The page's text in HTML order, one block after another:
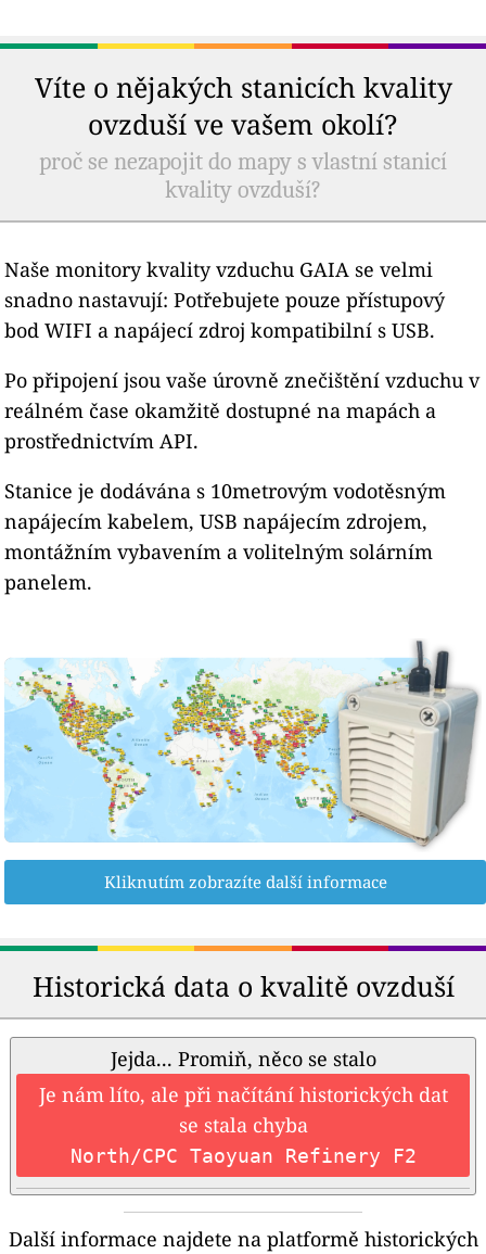
Víte o nějakých stanicích kvality
ovzduší ve vašem okolí?
proč se nezapojit do mapy s vlastní stanicí
kvality ovzduší?
Naše monitory kvality vzduchu GAIA se velmi
snadno nastavují: Potřebujete pouze přístupový
bod WIFI a napájecí zdroj kompatibilní s USB.
Po připojení jsou vaše úrovně znečištění vzduchu v
reálném čase okamžitě dostupné na mapách a
prostřednictvím API.
Stanice je dodávána s 10metrovým vodotěsným
napájecím kabelem, USB napájecím zdrojem,
montážním vybavením a volitelným solárním
panelem.
Kliknutím zobrazíte další informace
Historická data o kvalitě ovzduší
Jejda... Promiň, něco se stalo
Je nám líto, ale při načítání historických dat
se stala chyba
North/CPC Taoyuan Refinery F2
Další informace najdete na platformě historických